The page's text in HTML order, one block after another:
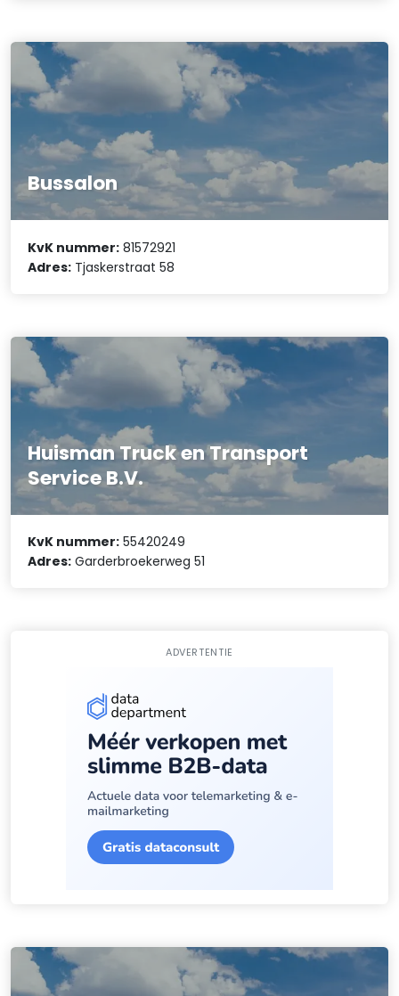
Bussalon
KvK nummer: 81572921
Adres: Tjaskerstraat 58
Huisman Truck en Transport
Service B.V.
KvK nummer: 55420249
Adres: Garderbroekerweg 51
ADVERTENTIE